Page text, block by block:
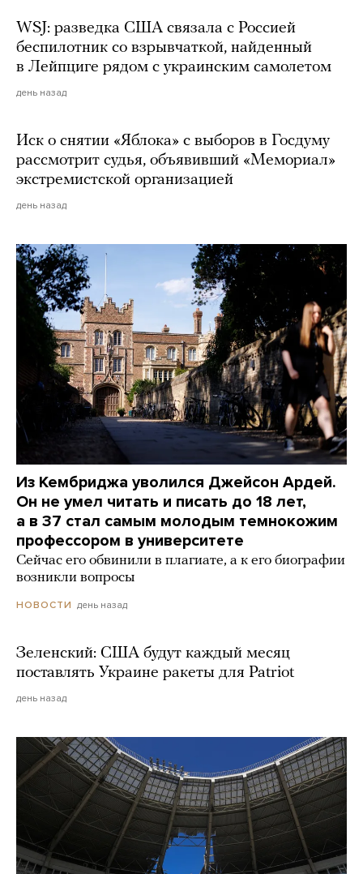
WSJ: разведка США связала с Россией
беспилотник со взрывчаткой, найденный
в Лейпциге рядом с украинским самолетом
день назад
Иск о снятии «Яблока» с выборов в Госдуму
рассмотрит судья, объявивший «Мемориал»
экстремистской организацией
день назад
Из Кембриджа уволился Джейсон Ардей.
Он не умел читать и писать до 18 лет,
а в 37 стал самым молодым темнокожим
профессором в университете
Сейчас его обвинили в плагиате, а к его биографии
возникли вопросы
НОВОСТИ день назад
Зеленский: США будут каждый месяц
поставлять Украине ракеты для Patriot
день назад